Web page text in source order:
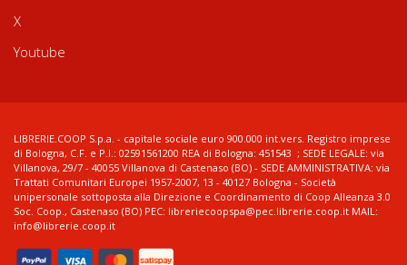
X
Youtube
LIBRERIE.COOP S.p.a. - capitale sociale euro 900.000 int.vers. Registro imprese
di Bologna, C.F. e P.I.: 02591561200 REA di Bologna: 451543 ; SEDE LEGALE: via
Villanova, 29/7 - 40055 Villanova di Castenaso (BO) - SEDE AMMINISTRATIVA: via
Trattati Comunitari Europei 1957-2007, 13 - 40127 Bologna - Società
unipersonale sottoposta alla Direzione e Coordinamento di Coop Alleanza 3.0
Soc. Coop., Castenaso (BO) PEC: libreriecoopspa@pec.librerie.coop.it MAIL:
info@librerie.coop.it